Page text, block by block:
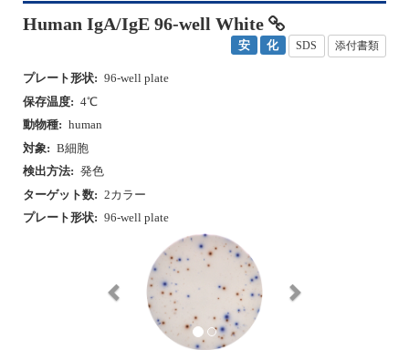
Human IgA/IgE 96-well White
安 化 SDS 添付書類
プレート形状: 96-well plate
保存温度: 4℃
動物種: human
対象: B細胞
検出方法: 発色
ターゲット数: 2カラー
プレート形状: 96-well plate
v
t